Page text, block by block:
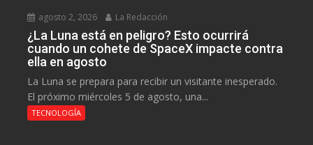
agosto 2, 2026 La Redacción
¿La Luna está en peligro? Esto ocurrirá
cuando un cohete de SpaceX impacte contra
ella en agosto
La Luna se prepara para recibir un visitante inesperado.
El próximo miércoles 5 de agosto, una...
TECNOLOGÍA